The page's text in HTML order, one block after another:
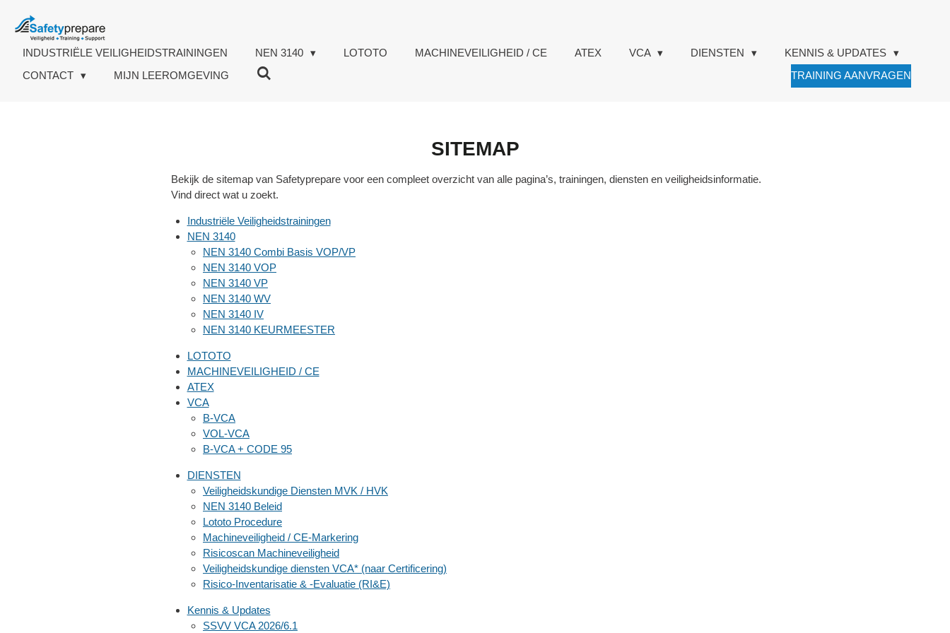
direct
hoofdinhoud
INDUSTRIËLE VEILIGHEIDSTRAININGEN NEN 3140 LOTOTO MACHINEVEILIGHEID / CE ATEX VCA DIENSTEN
KENNIS & UPDATES
CONTACT
MIJN LEEROMGEVING TRAINING AANVRAGEN
SITEMAP
Bekijk de sitemap van Safetyprepare voor een compleet overzicht van alle pagina’s, trainingen, diensten en veiligheidsinformatie.
Vind direct wat u zoekt.
Industriële Veiligheidstrainingen
NEN 3140
NEN 3140 Combi Basis VOP/VP
NEN 3140 VOP
NEN 3140 VP
NEN 3140 WV
NEN 3140 IV
NEN 3140 KEURMEESTER
LOTOTO
MACHINEVEILIGHEID / CE
ATEX
VCA
B-VCA
VOL-VCA
B-VCA + CODE 95
DIENSTEN
Veiligheidskundige Diensten MVK / HVK
NEN 3140 Beleid
Lototo Procedure
Machineveiligheid / CE-Markering
Risicoscan Machineveiligheid
Veiligheidskundige diensten VCA* (naar Certificering)
Risico‑Inventarisatie & ‑Evaluatie (RI&E)
Kennis & Updates
SSVV VCA 2026/6.1